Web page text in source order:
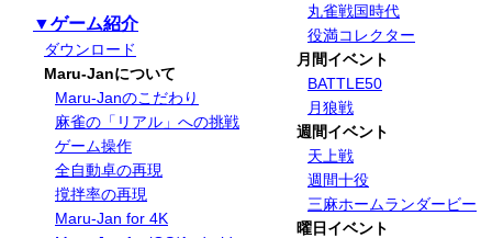
▼ゲーム紹介
ダウンロード
Maru-Janについて
Maru-Janのこだわり
麻雀の「リアル」への挑戦
ゲーム操作
全自動卓の再現
撹拌率の再現
Maru-Jan for 4K
丸雀戦国時代
役満コレクター
月間イベント
BATTLE50
月狼戦
週間イベント
天上戦
週間十役
三麻ホームランダービー
曜日イベント